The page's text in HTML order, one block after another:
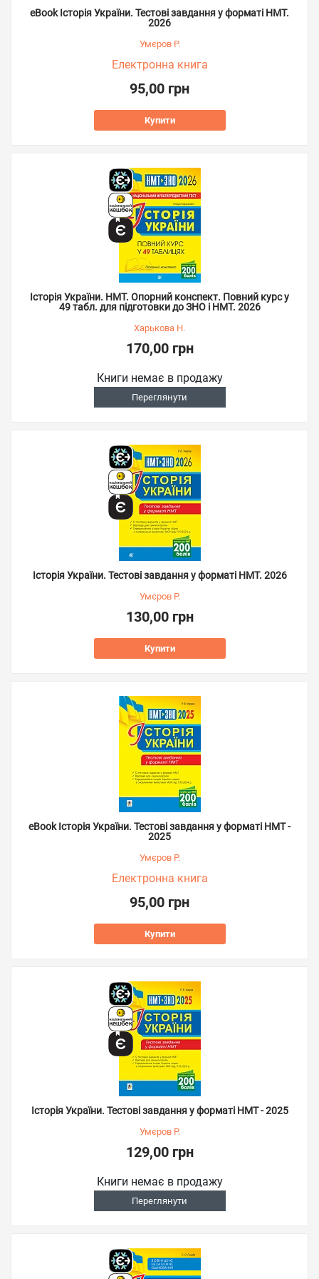
eBook Історія України. Тестові завдання у форматі НМТ.
2026
Умєров Р.
Електронна книга
95,00 грн
Купити
Історія України. НМТ. Опорний конспект. Повний курс у
49 табл. для підготовки до ЗНО і НМТ. 2026
Харькова Н.
170,00 грн
Книги немає в продажу
Переглянути
Історія України. Тестові завдання у форматі НМТ. 2026
Умєров Р.
130,00 грн
Купити
eBook Історія України. Тестові завдання у форматі НМТ -
2025
Умєров Р.
Електронна книга
95,00 грн
Купити
Історія України. Тестові завдання у форматі НМТ - 2025
Умєров Р.
129,00 грн
Книги немає в продажу
Переглянути